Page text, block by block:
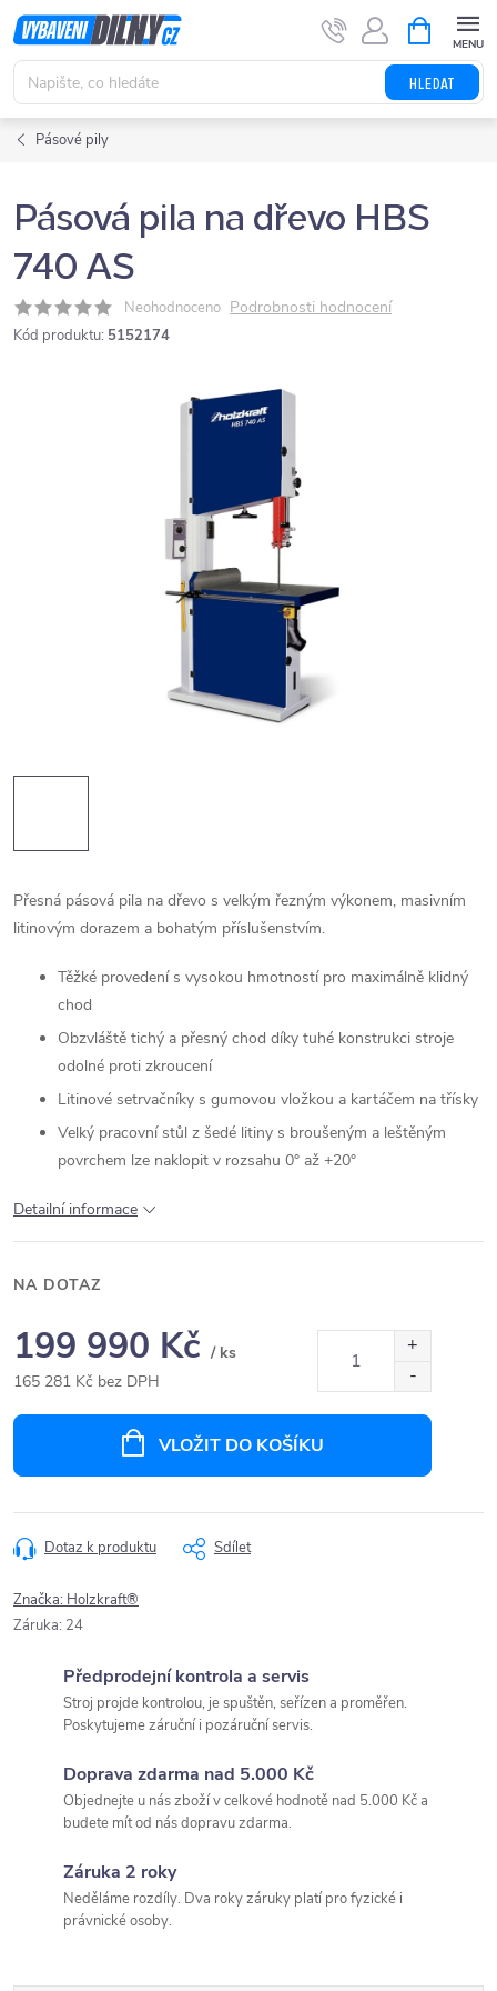
Přejít
na
obsah
HLEDAT
NÁKUPNÍ
KOŠÍK
Pásové pily
Pásová pila na dřevo HBS
740 AS
Neohodnoceno Podrobnosti hodnocení
Kód produktu: 5152174
Přesná pásová pila na dřevo s velkým řezným výkonem, masivním
litinovým dorazem a bohatým příslušenstvím.
Těžké provedení s vysokou hmotností pro maximálně klidný
chod
Obzvláště tichý a přesný chod díky tuhé konstrukci stroje
odolné proti zkroucení
Litinové setrvačníky s gumovou vložkou a kartáčem na třísky
Velký pracovní stůl z šedé litiny s broušeným a leštěným
povrchem lze naklopit v rozsahu 0° až +20°
Detailní informace
NA DOTAZ
199 990 Kč / ks
165 281 Kč bez DPH
VLOŽIT DO KOŠÍKU
Dotaz k produktu Sdílet
Značka: Holzkraft®
Záruka: 24
Předprodejní kontrola a servis
Stroj projde kontrolou, je spuštěn, seřízen a proměřen.
Poskytujeme záruční i pozáruční servis.
Doprava zdarma nad 5.000 Kč
Objednejte u nás zboží v celkové hodnotě nad 5.000 Kč a
budete mít od nás dopravu zdarma.
Záruka 2 roky
Neděláme rozdíly. Dva roky záruky platí pro fyzické i
právnické osoby.